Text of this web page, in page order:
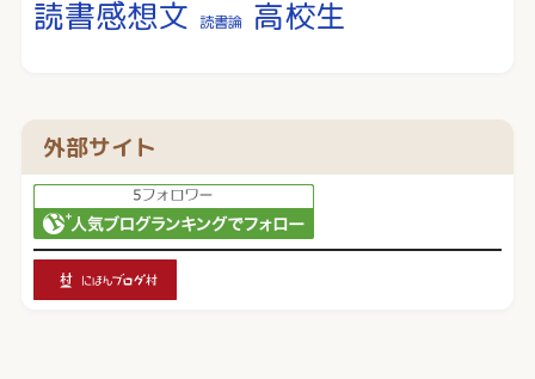
読書感想文 読書論 高校生
外部サイト